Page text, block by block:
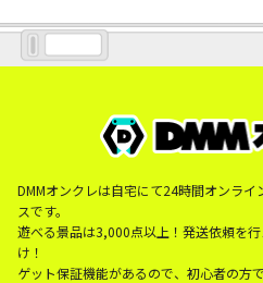
DMMオンクレは自宅にて24時間オンラ
スです。
遊べる景品は3,000点以上！発送依頼を
け！
ゲット保証機能があるので、初心者の方